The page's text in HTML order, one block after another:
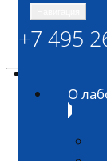
+7 495
О